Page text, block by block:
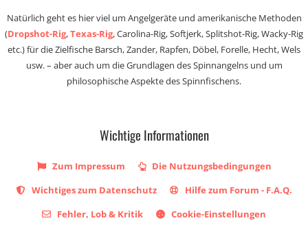
Natürlich geht es hier viel um Angelgeräte und amerikanische Methoden
(Dropshot-Rig,Texas-Rig, Carolina-Rig, Softjerk, Splitshot-Rig, Wacky-Rig
etc.) für die Zielfische Barsch, Zander, Rapfen, Döbel, Forelle, Hecht, Wels
usw. – aber auch um die Grundlagen des Spinnangelns und um
philosophische Aspekte des Spinnfischens.
Wichtige Informationen
Zum Impressum
Die Nutzungsbedingungen
Wichtiges zum Datenschutz
Hilfe zum Forum - F.A.Q.
Fehler, Lob & Kritik
Cookie-Einstellungen